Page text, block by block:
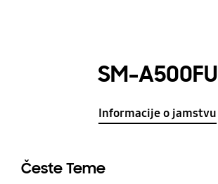
SM-A500FU
Informacije o jamstvu
Česte Teme